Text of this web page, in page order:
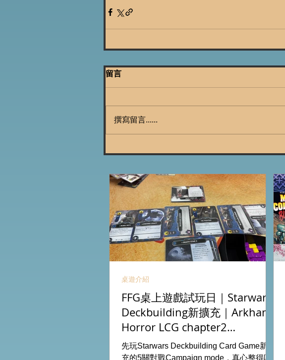
留言
撰寫留言......
FFG桌上遊戲試玩日｜Starwars
Deckbuilding新擴充｜Arkham
Horror LCG chapter2
INVESTIGATOR deck
先玩Starwars Deckbuilding Card Game新擴
充的5關對戰Campaign mode，真心整得唔
桌遊介紹